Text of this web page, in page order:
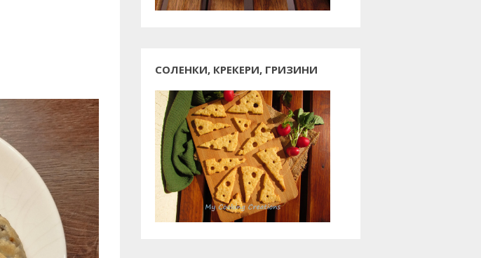
СОЛЕНКИ, КРЕКЕРИ, ГРИЗИНИ